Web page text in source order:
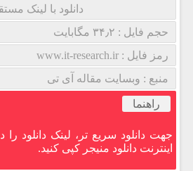
دانلود با لینک
حجم فایل : ۳۴٫۲ مگابایت
رمز فایل : www.it-research.ir
منبع : وبسایت مقاله آی تی
راهنما
جهت دانلود سریع تر، لینک دانلود را
اینترنت دانلود منیجر کپی کنید.